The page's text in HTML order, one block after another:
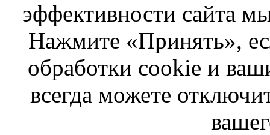
эффективности сайта
Нажмите «Принять»,
обработки cookie и
всегда можете